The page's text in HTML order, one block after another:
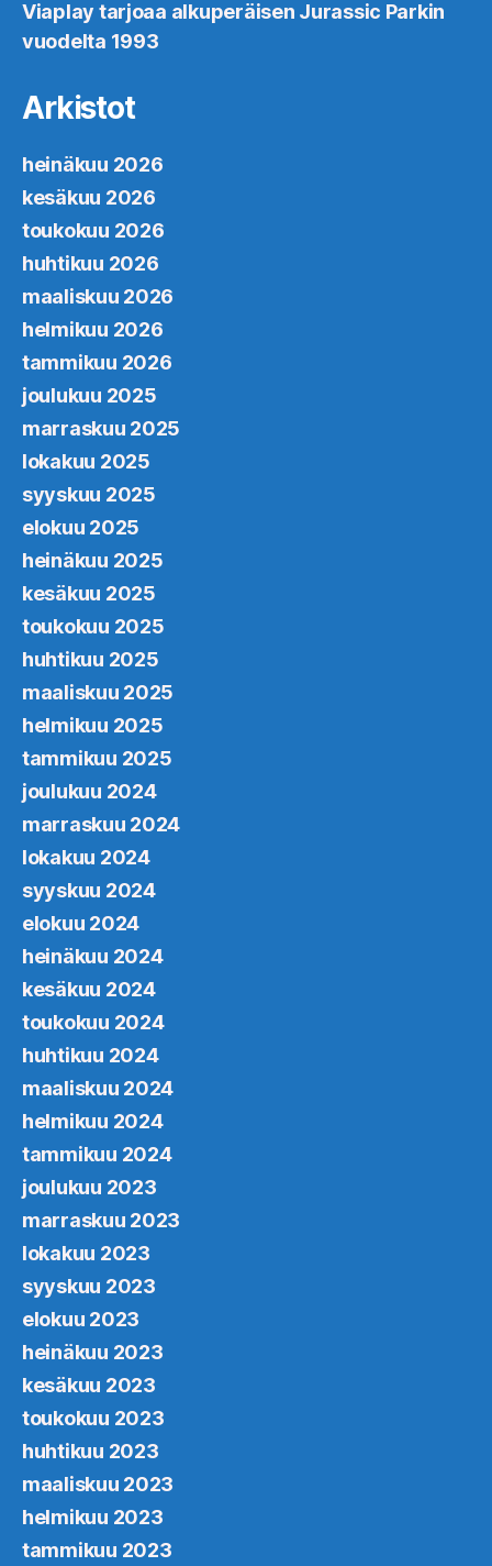
Viaplay tarjoaa alkuperäisen Jurassic Parkin
vuodelta 1993
Arkistot
heinäkuu 2026
kesäkuu 2026
toukokuu 2026
huhtikuu 2026
maaliskuu 2026
helmikuu 2026
tammikuu 2026
joulukuu 2025
marraskuu 2025
lokakuu 2025
syyskuu 2025
elokuu 2025
heinäkuu 2025
kesäkuu 2025
toukokuu 2025
huhtikuu 2025
maaliskuu 2025
helmikuu 2025
tammikuu 2025
joulukuu 2024
marraskuu 2024
lokakuu 2024
syyskuu 2024
elokuu 2024
heinäkuu 2024
kesäkuu 2024
toukokuu 2024
huhtikuu 2024
maaliskuu 2024
helmikuu 2024
tammikuu 2024
joulukuu 2023
marraskuu 2023
lokakuu 2023
syyskuu 2023
elokuu 2023
heinäkuu 2023
kesäkuu 2023
toukokuu 2023
huhtikuu 2023
maaliskuu 2023
helmikuu 2023
tammikuu 2023